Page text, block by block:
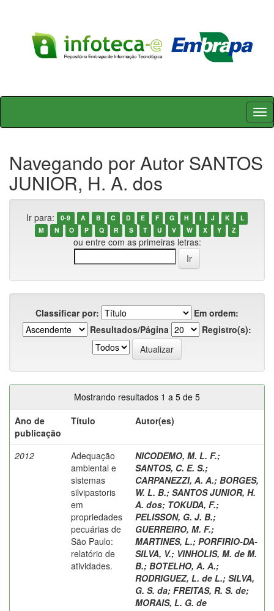
Skip
Navegando por Autor SANTOS
JUNIOR, H. A. dos
Ir para: 0-9 A B C D E F G H I J K
L
M
N O P Q R S T U V W X Y Z
ou entre com as primeiras letras:
Classificar por:
Em ordem:
Resultados/Página
Registro(s):
Mostrando resultados 1 a 5 de 5
Ano de
publicação
Título Autor(es)
2012
Adequação
ambiental e
sistemas
silvipastoris
em
propriedades
pecuárias de
São Paulo:
relatório de
atividades.
NICODEMO, M. L. F.;
SANTOS, C. E. S.;
CARPANEZZI, A. A.; BORGES,
W. L. B.; SANTOS JUNIOR, H.
A. dos; TOKUDA, F.;
PELISSON, G. J. B.;
GUERREIRO, M. F.;
MARTINES, L.; PORFIRIO-DA-
SILVA, V.; VINHOLIS, M. de M.
B.; BOTELHO, A. A.;
RODRIGUEZ, L. de L.; SILVA,
G. S. da; FREITAS, R. S. de;
MORAIS, L. G. de